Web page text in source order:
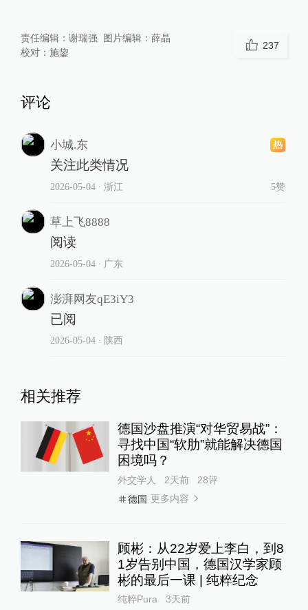
责任编辑： 谢瑞强 图片编辑： 薛晶
校对： 施鋆
237
评论
小城.东
关注此类情况
2026-05-04∙ 浙江 5赞
草上飞8888
阅读
2026-05-04∙ 广东
澎湃网友qE3iY3
已阅
2026-05-04∙ 陕西
相关推荐
德国沙盘推演“对华贸易战”：
寻找中国“软肋”就能解决德国
困境吗？
外交学人 2天前 28评
德国 更多内容
顾彬：从22岁爱上李白，到8
1岁告别中国，德国汉学家顾
彬的最后一课 | 纯粹纪念
纯粹Pura 3天前